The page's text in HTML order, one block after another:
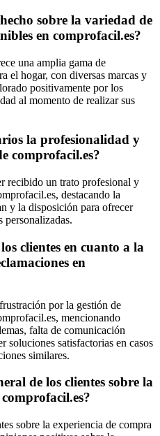
sobre la variedad de
en comprofacil.es?
una amplia gama de
el hogar, con diversas marcas y
positivamente por los
al momento de realizar sus
la profesionalidad y
comprofacil.es?
recibido un trato profesional y
destacando la
y la disposición para ofrecer
personalizadas.
clientes en cuanto a la
en
por la gestión de
mencionando
falta de comunicación
soluciones satisfactorias en casos
similares.
de los clientes sobre la
sobre la experiencia de compra